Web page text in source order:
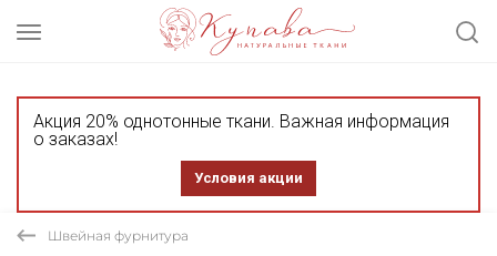
Акция 20% однотонные ткани. Важная информация
о заказах!
Условия акции
Швейная фурнитура